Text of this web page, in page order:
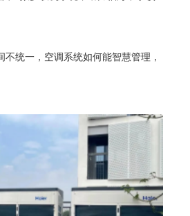
统一，空调系统如何能智慧管理，